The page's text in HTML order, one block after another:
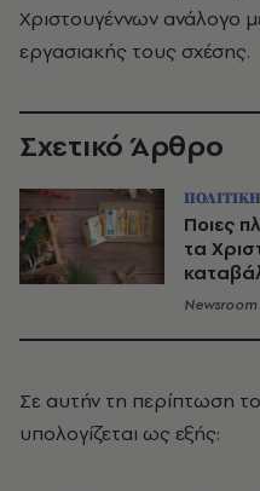
Χριστουγέννων ανάλογο
εργασιακής τους σχέσης.
Σχετικό Άρθρο
Ποιες
τα
Newsroom
Σε αυτήν τη περίπτωση
υπολογίζεται ως εξής: